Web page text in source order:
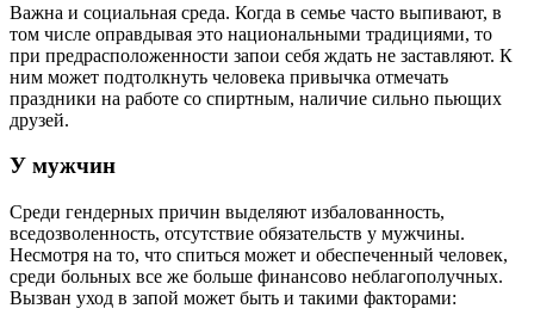
Важна и социальная среда. Когда в семье часто выпивают, в
том числе оправдывая это национальными традициями, то
при предрасположенности запои себя ждать не заставляют. К
ним может подтолкнуть человека привычка отмечать
праздники на работе со спиртным, наличие сильно пьющих
друзей.
У мужчин
Среди гендерных причин выделяют избалованность,
вседозволенность, отсутствие обязательств у мужчины.
Несмотря на то, что спиться может и обеспеченный человек,
среди больных все же больше финансово неблагополучных.
Вызван уход в запой может быть и такими факторами: